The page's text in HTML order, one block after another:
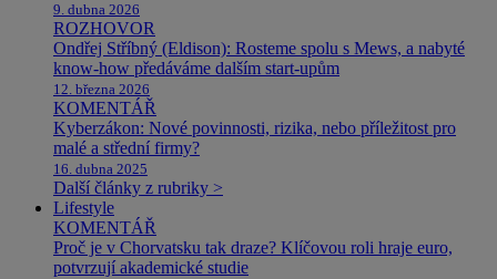
9. dubna 2026
ROZHOVOR
Ondřej Stříbný (Eldison): Rosteme spolu s Mews, a nabyté
know-how předáváme dalším start-upům
12. března 2026
KOMENTÁŘ
Kyberzákon: Nové povinnosti, rizika, nebo příležitost pro
malé a střední firmy?
16. dubna 2025
Další články z rubriky >
Lifestyle
KOMENTÁŘ
Proč je v Chorvatsku tak draze? Klíčovou roli hraje euro,
potvrzují akademické studie